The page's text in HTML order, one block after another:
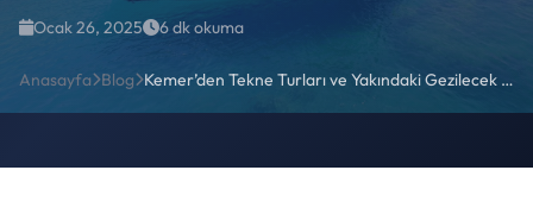
Ocak 26, 2025 6 dk okuma
Anasayfa Blog Kemer’den Tekne Turları ve Yakındaki Gezilecek Yerler